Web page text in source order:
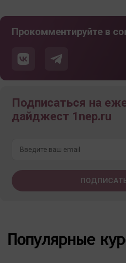
Прокомментируйте в
Подписаться на
дайджест 1nep.ru
Популярные